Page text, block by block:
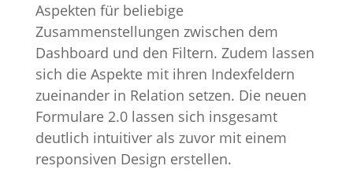
Aspekten für beliebige
Zusammenstellungen zwischen dem
Dashboard und den Filtern. Zudem lassen
sich die Aspekte mit ihren Indexfeldern
zueinander in Relation setzen. Die neuen
Formulare 2.0 lassen sich insgesamt
deutlich intuitiver als zuvor mit einem
responsiven Design erstellen.